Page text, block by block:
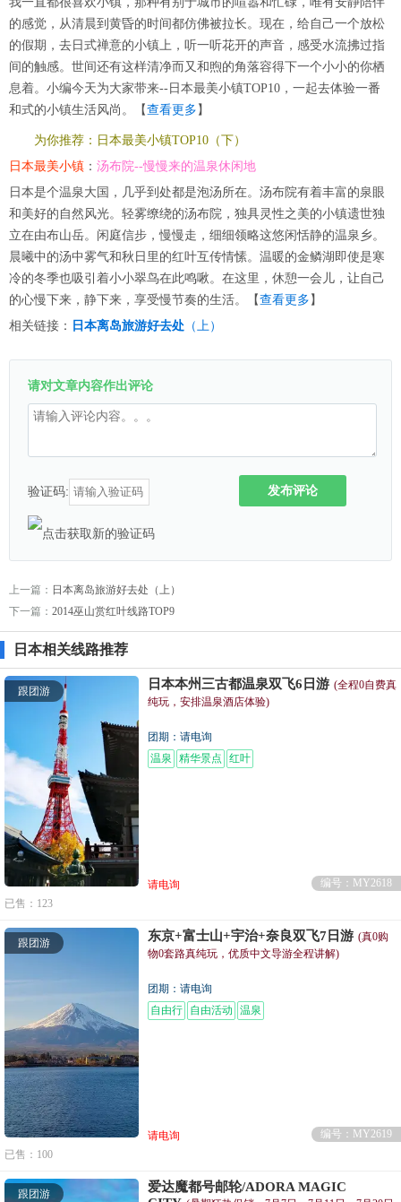
的感觉，从清晨到黄昏的时间都仿佛被拉长。现在，给自己一个放松
的假期，去日式禅意的小镇上，听一听花开的声音，感受水流拂过指
间的触感。世间还有这样清净而又和煦的角落容得下一个小小的你栖
息着。小编今天为大家带来--日本最美小镇TOP10，一起去体验一番
和式的小镇生活风尚。【查看更多 】
为你推荐：日本最美小镇TOP10（下）
日本最美小镇 ： 汤布院--慢慢来的温泉休闲地
日本是个温泉大国，几乎到处都是泡汤所在。汤布院有着丰富的泉眼
和美好的自然风光。轻雾缭绕的汤布院，独具灵性之美的小镇遗世独
立在由布山岳。闲庭信步，慢慢走，细细领略这悠闲恬静的温泉乡。
晨曦中的汤中雾气和秋日里的红叶互传情愫。温暖的金鳞湖即使是寒
冷的冬季也吸引着小小翠鸟在此鸣啾。在这里，休憩一会儿，让自己
的心慢下来，静下来，享受慢节奏的生活。【查看更多 】
相关链接： 日本离岛旅游好去处 （上）
请对文章内容作出评论
验证码: 发布评论
上一篇： 日本离岛旅游好去处（上）
下一篇： 2014巫山赏红叶线路TOP9
日本相关线路推荐
跟团游 日本本州三古都温泉双飞6日游 (全程0自费真
纯玩，安排温泉酒店体验)
团期：请电询
温泉
精华景点 红叶
请电询
编号：MY2618
已售：123
跟团游 东京+富士山+宇治+奈良双飞7日游 (真0购
物0套路真纯玩，优质中文导游全程讲解)
团期：请电询
自由行
自由活动 温泉
请电询
编号：MY2619
已售：100
跟团游
爱达魔都号邮轮/ADORA MAGIC